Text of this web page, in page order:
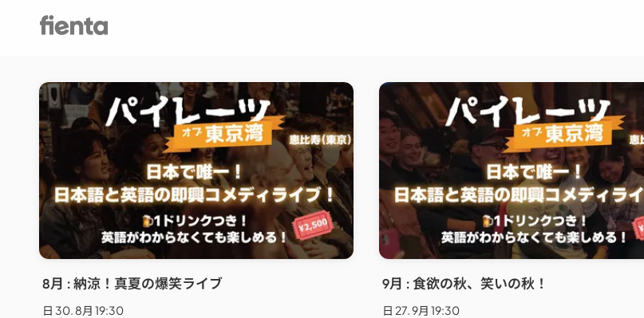
8月 : 納涼！真夏の爆笑ライブ
日 30. 8月 19:30
9月 : 食欲の秋、笑いの秋！
日 27. 9月 19:30